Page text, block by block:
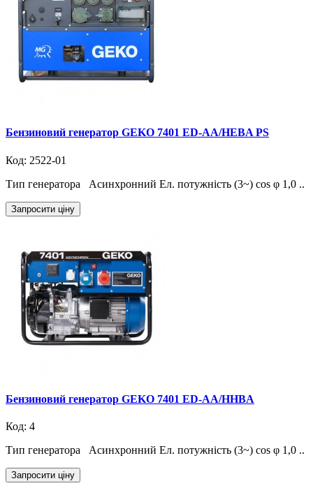
Бензиновий генератор GEKO 7401 ED-AA/HEBA PS
Код: 2522-01
Тип генератора Асинхронний Ел. потужність (3~) cos φ 1,0 ..
Запросити ціну
Бензиновий генератор GEKO 7401 ED-AA/HHBA
Код: 4
Тип генератора Асинхронний Ел. потужність (3~) cos φ 1,0 ..
Запросити ціну